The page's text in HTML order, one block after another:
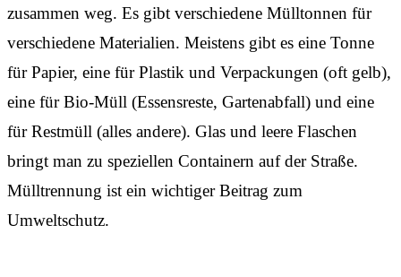
zusammen weg. Es gibt verschiedene Mülltonnen für
verschiedene Materialien. Meistens gibt es eine Tonne
für Papier, eine für Plastik und Verpackungen (oft gelb),
eine für Bio-Müll (Essensreste, Gartenabfall) und eine
für Restmüll (alles andere). Glas und leere Flaschen
bringt man zu speziellen Containern auf der Straße.
Mülltrennung ist ein wichtiger Beitrag zum
Umweltschutz.